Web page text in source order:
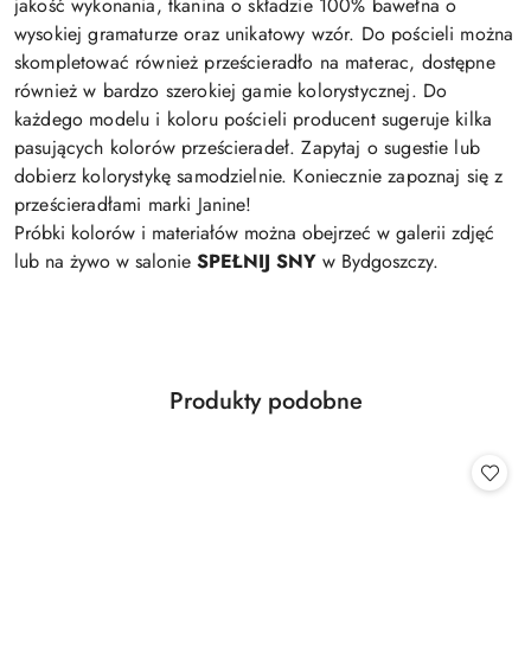
wysokiej gramaturze oraz unikatowy wzór. Do pościeli można
skompletować również prześcieradło na materac, dostępne
również w bardzo szerokiej gamie kolorystycznej. Do
każdego modelu i koloru pościeli producent sugeruje kilka
pasujących kolorów prześcieradeł. Zapytaj o sugestie lub
dobierz kolorystykę samodzielnie. Koniecznie zapoznaj się z
prześcieradłami marki Janine!
Próbki kolorów i materiałów można obejrzeć w galerii zdjęć
lub na żywo w salonie SPEŁNIJ SNY w Bydgoszczy.
Pomiń karuzelę produktów
Produkty
Produkty podobne